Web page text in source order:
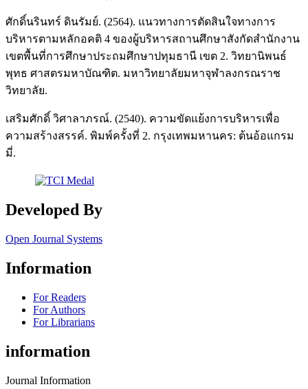
ศักดิ์นรินทร์ ดินรัมย์. (2564). แนวทางการตัดสินใจทางการ
บริหารตามหลักอคติ 4 ของผู้บริหารสถานศึกษาสังกัดสำนักงาน
เขตพื้นที่การศึกษาประถมศึกษาปทุมธานี เขต 2. วิทยานิพนธ์
พุทธ ศาสตรมหาบัณฑิต. มหาวิทยาลัยมหาจุฬาลงกรณราช
วิทยาลัย.
เสริมศักดิ์ วิศาลาภรณ์. (2540). ความขัดแย้งการบริหารเพื่อ
ความสร้างสรรค์. พิมพ์ครั้งที่ 2. กรุงเทพมหานคร: ต้นอ้อแกรม
มี่.
Developed By
Open Journal Systems
Information
For Readers
For Authors
For Librarians
information
Journal Information